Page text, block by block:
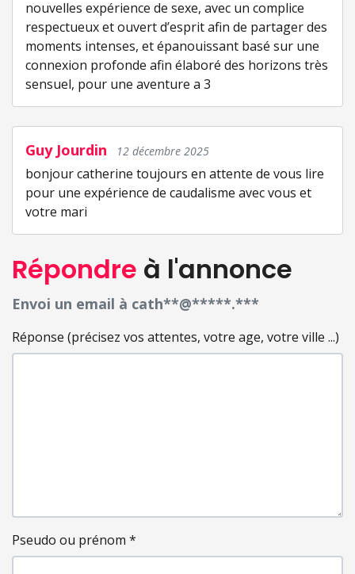
nouvelles expérience de sexe, avec un complice
respectueux et ouvert d’esprit afin de partager des
moments intenses, et épanouissant basé sur une
connexion profonde afin élaboré des horizons très
sensuel, pour une aventure a 3
Guy Jourdin 12 décembre 2025
bonjour catherine toujours en attente de vous lire
pour une expérience de caudalisme avec vous et
votre mari
Répondre à l'annonce
Envoi un email à cath**@*****.***
Réponse (précisez vos attentes, votre age, votre ville ...)
Pseudo ou prénom *